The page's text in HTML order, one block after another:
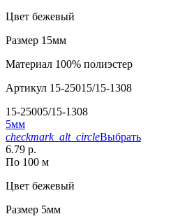
Цвет бежевый
Размер 15мм
Материал 100% полиэстер
Артикул 15-25015/15-1308
15-25005/15-1308
5мм
checkmark_alt_circleВыбрать
6.79 р.
По 100 м
Цвет бежевый
Размер 5мм